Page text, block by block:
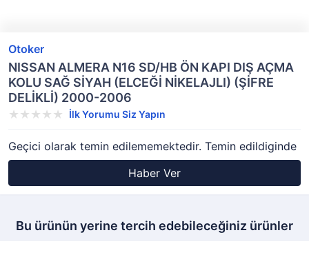
Otoker
NISSAN ALMERA N16 SD/HB ÖN KAPI DIŞ AÇMA
KOLU SAĞ SİYAH (ELCEĞİ NİKELAJLI) (ŞİFRE
DELİKLİ) 2000-2006
İlk Yorumu Siz Yapın
Geçici olarak temin edilememektedir. Temin edildiginde
Haber Ver
Bu ürünün yerine tercih edebileceğiniz ürünler